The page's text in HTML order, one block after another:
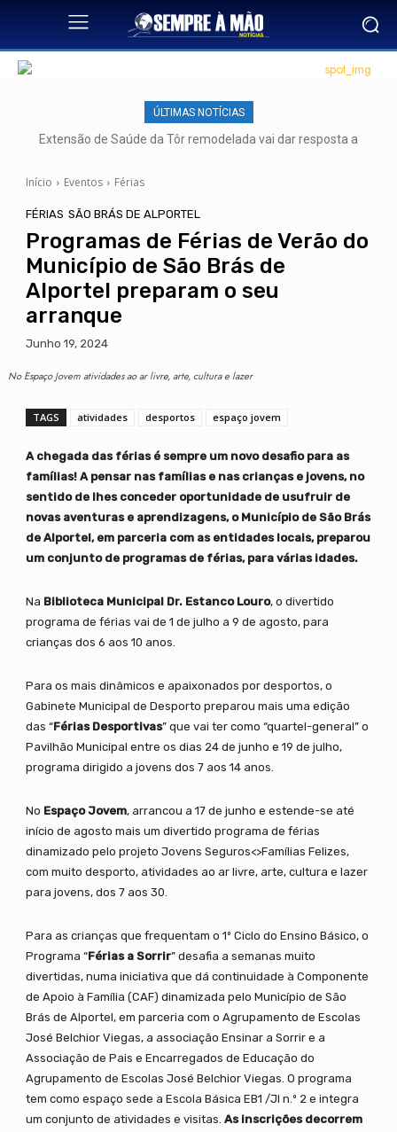
ÚLTIMAS NOTÍCIAS
Extensão de Saúde da Tôr remodelada vai dar resposta a
Início Eventos Férias
FÉRIAS SÃO BRÁS DE ALPORTEL
Programas de Férias de Verão do
Município de São Brás de
Alportel preparam o seu
arranque
Junho 19, 2024
No Espaço Jovem atividades ao ar livre, arte, cultura e lazer
TAGS atividades desportos espaço jovem
A chegada das férias é sempre um novo desafio para as
famílias! A pensar nas famílias e nas crianças e jovens, no
sentido de lhes conceder oportunidade de usufruir de
novas aventuras e aprendizagens, o Município de São Brás
de Alportel, em parceria com as entidades locais, preparou
um conjunto de programas de férias, para várias idades.
Na Biblioteca Municipal Dr. Estanco Louro, o divertido
programa de férias vai de 1 de julho a 9 de agosto, para
crianças dos 6 aos 10 anos.
Para os mais dinâmicos e apaixonados por desportos, o
Gabinete Municipal de Desporto preparou mais uma edição
das “Férias Desportivas” que vai ter como “quartel-general” o
Pavilhão Municipal entre os dias 24 de junho e 19 de julho,
programa dirigido a jovens dos 7 aos 14 anos.
No Espaço Jovem, arrancou a 17 de junho e estende-se até
início de agosto mais um divertido programa de férias
dinamizado pelo projeto Jovens Seguros<>Famílias Felizes,
com muito desporto, atividades ao ar livre, arte, cultura e lazer
para jovens, dos 7 aos 30.
Para as crianças que frequentam o 1º Ciclo do Ensino Básico, o
Programa “Férias a Sorrir” desafia a semanas muito
divertidas, numa iniciativa que dá continuidade à Componente
de Apoio à Família (CAF) dinamizada pelo Município de São
Brás de Alportel, em parceria com o Agrupamento de Escolas
José Belchior Viegas, a associação Ensinar a Sorrir e a
Associação de Pais e Encarregados de Educação do
Agrupamento de Escolas José Belchior Viegas. O programa
tem como espaço sede a Escola Básica EB1 /JI n.º 2 e integra
um conjunto de atividades e visitas. As inscrições decorrem